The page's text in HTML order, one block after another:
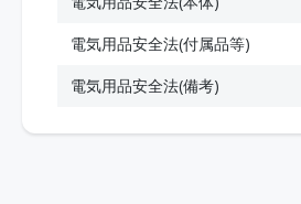
電気用品安全法(付属品等)
電気用品安全法(備考)